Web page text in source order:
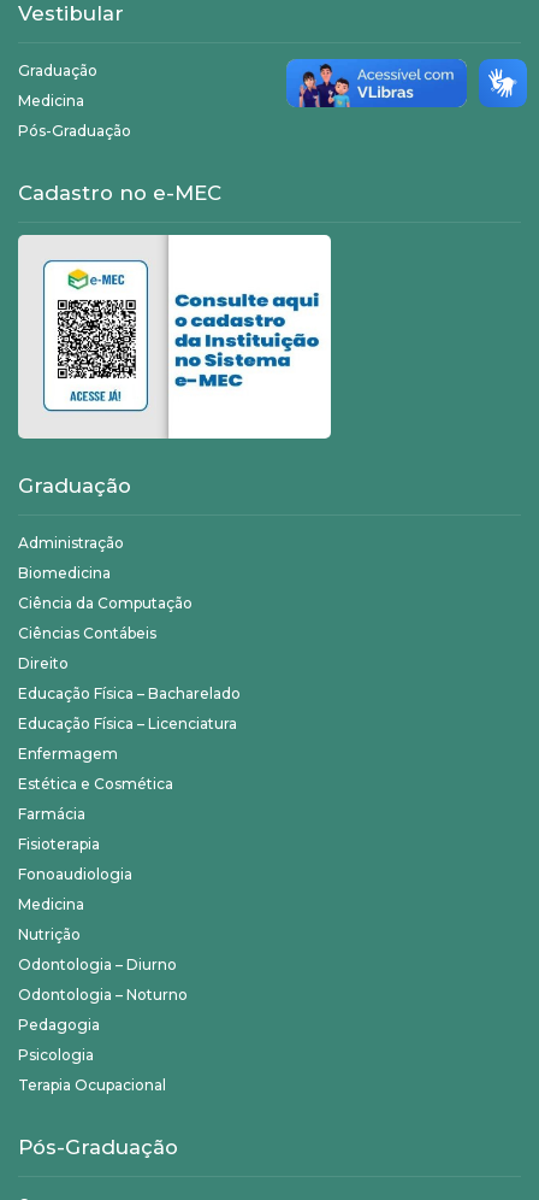
Vestibular
Graduação
Medicina
Pós-Graduação
Cadastro no e-MEC
Graduação
Administração
Biomedicina
Ciência da Computação
Ciências Contábeis
Direito
Educação Física – Bacharelado
Educação Física – Licenciatura
Enfermagem
Estética e Cosmética
Farmácia
Fisioterapia
Fonoaudiologia
Medicina
Nutrição
Odontologia – Diurno
Odontologia – Noturno
Pedagogia
Psicologia
Terapia Ocupacional
Pós-Graduação